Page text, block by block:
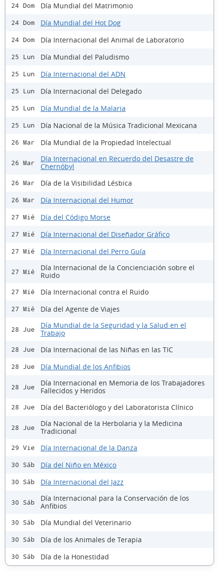
24 Dom Día Mundial del Matrimonio
24 Dom Día Mundial del Hot Dog
24 Dom Día Internacional del Animal de Laboratorio
25 Lun Día Mundial del Paludismo
25 Lun Día Internacional del ADN
25 Lun Día Internacional del Delegado
25 Lun Día Mundial de la Malaria
25 Lun Día Nacional de la Música Tradicional Mexicana
26 Mar Día Mundial de la Propiedad Intelectual
26 Mar
Día Internacional en Recuerdo del Desastre de
Chernóbyl
26 Mar Día de la Visibilidad Lésbica
26 Mar Día Internacional del Humor
27 Mié Día del Código Morse
27 Mié Día Internacional del Diseñador Gráfico
27 Mié Día Internacional del Perro Guía
27 Mié
Día Internacional de la Concienciación sobre el
Ruido
27 Mié Día Internacional contra el Ruido
27 Mié Día del Agente de Viajes
28 Jue
Día Mundial de la Seguridad y la Salud en el
Trabajo
28 Jue Día Internacional de las Niñas en las TIC
28 Jue Día Mundial de los Anfibios
28 Jue
Día Internacional en Memoria de los Trabajadores
Fallecidos y Heridos
28 Jue Día del Bacteriólogo y del Laboratorista Clínico
28 Jue
Día Nacional de la Herbolaria y la Medicina
Tradicional
29 Vie Día Internacional de la Danza
30 Sáb Día del Niño en México
30 Sáb Día Internacional del Jazz
30 Sáb
Día Internacional para la Conservación de los
Anfibios
30 Sáb Día Mundial del Veterinario
30 Sáb Día de los Animales de Terapia
30 Sáb Día de la Honestidad